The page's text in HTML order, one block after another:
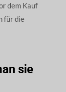
dem Kauf
für die
sie